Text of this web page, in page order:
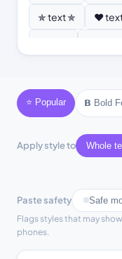
✯ text ✯
♥
☾ text ☾
⚜
♫ text ♫
⚘
⭐ Popular 𝗕 Bold
Apply style to Whole
Paste safety
Safe
Flags styles that may
phones.